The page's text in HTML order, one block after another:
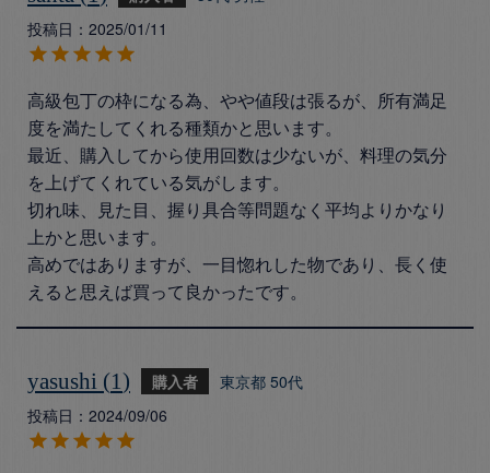
投稿日
2025/01/11
高級包丁の枠になる為、やや値段は張るが、所有満足
度を満たしてくれる種類かと思います。
最近、購入してから使用回数は少ないが、料理の気分
を上げてくれている気がします。
切れ味、見た目、握り具合等問題なく平均よりかなり
上かと思います。
高めではありますが、一目惚れした物であり、長く使
えると思えば買って良かったです。
yasushi 1 購入者 東京都 50代
投稿日
2024/09/06